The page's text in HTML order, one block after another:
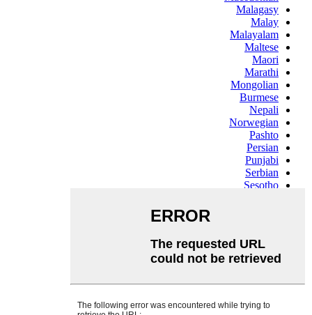
Malagasy
Malay
Malayalam
Maltese
Maori
Marathi
Mongolian
Burmese
Nepali
Norwegian
Pashto
Persian
Punjabi
Serbian
Sesotho
Samoan
Scots Gaelic
Sindhi
Swahili